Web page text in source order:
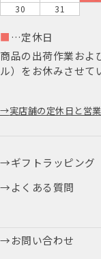
30
31
■ …定休日
商品の出荷作業およ
ル）をお休みさせて
実店舗の定休日と営
ギフトラッピング
よくある質問
お問い合わせ